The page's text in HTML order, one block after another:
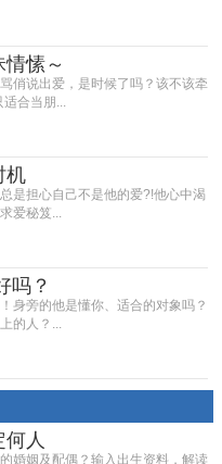
愫～
俏说出爱，是时候了吗？该不该牵
合当朋...
机
是担心自己不是他的爱?!他心中渴
爱秘笈...
吗？
身旁的他是懂你、适合的对象吗？
的人？...
人
婚姻及配偶？输入出生资料，解读